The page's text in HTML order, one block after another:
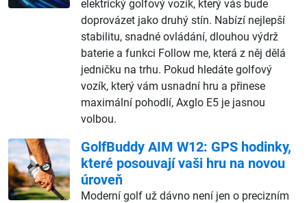
elektrický golfový vozík, který vás bude
doprovázet jako druhý stín. Nabízí nejlepší
stabilitu, snadné ovládání, dlouhou výdrž
baterie a funkci Follow me, která z něj dělá
jedničku na trhu. Pokud hledáte golfový
vozík, který vám usnadní hru a přinese
maximální pohodlí, Axglo E5 je jasnou
volbou.
GolfBuddy AIM W12: GPS hodinky,
které posouvají vaši hru na novou
úroveň
Moderní golf už dávno není jen o precizním